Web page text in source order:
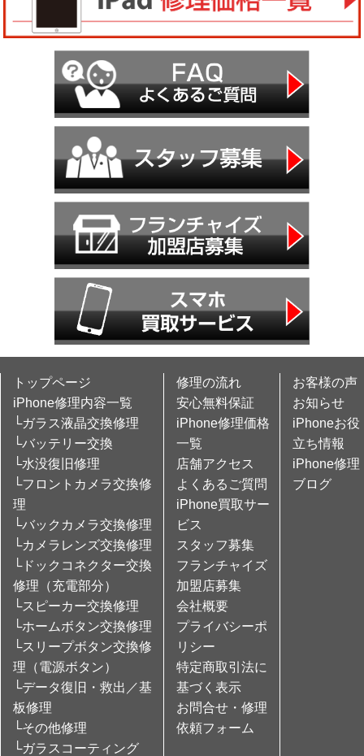
トップページ
iPhone修理内容一覧
└ガラス液晶交換修理
└バッテリー交換
└水没復旧修理
└フロントカメラ交換修
理
└バックカメラ交換修理
└カメラレンズ交換修理
└ドックコネクター交換
修理（充電部分）
└スピーカー交換修理
└ホームボタン交換修理
└スリープボタン交換修
理（電源ボタン）
└データ復旧・救出／基
板修理
└その他修理
└ガラスコーティング
修理の流れ
安心無料保証
iPhone修理価格
一覧
店舗アクセス
よくあるご質問
iPhone買取サー
ビス
スタッフ募集
フランチャイズ
加盟店募集
会社概要
プライバシーポ
リシー
特定商取引法に
基づく表示
お問合せ・修理
依頼フォーム
お客様の声
お知らせ
iPhoneお役
立ち情報
iPhone修理
ブログ